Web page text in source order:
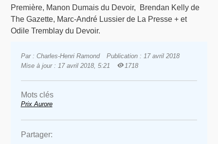
Première, Manon Dumais du Devoir, Brendan Kelly de
The Gazette, Marc-André Lussier de La Presse + et
Odile Tremblay du Devoir.
Par : Charles-Henri Ramond
Publication : 17 avril 2018
Mise à jour : 17 avril 2018, 5:21
1718
Mots clés
Prix Aurore
Partager: